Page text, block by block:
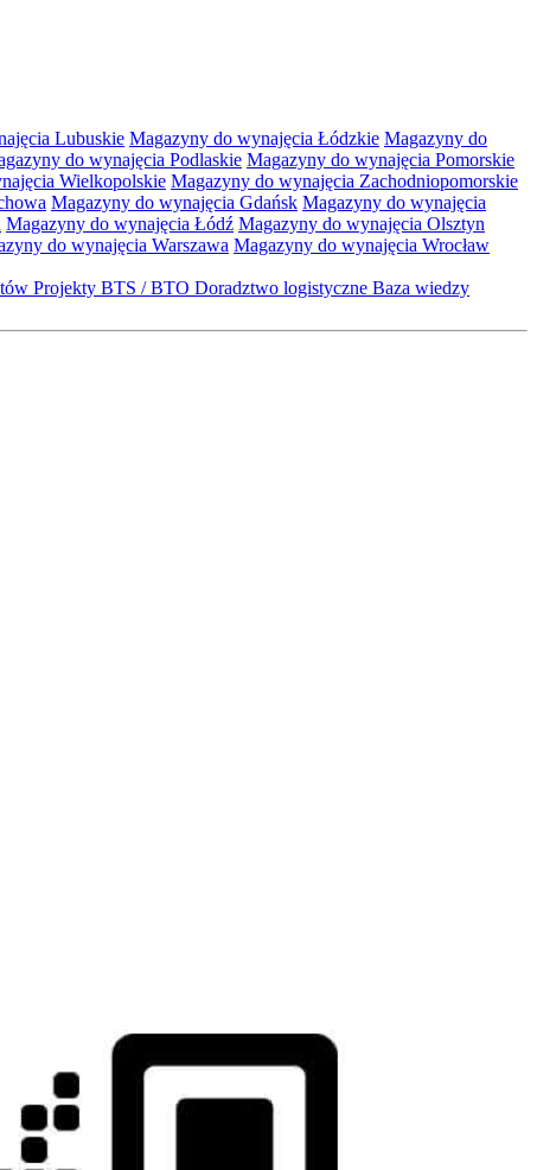
Lubuskie Magazyny do wynajęcia Łódzkie Magazyny do
do wynajęcia Podlaskie Magazyny do wynajęcia Pomorskie
Wielkopolskie Magazyny do wynajęcia Zachodniopomorskie
Magazyny do wynajęcia Gdańsk Magazyny do wynajęcia
Magazyny do wynajęcia Łódź Magazyny do wynajęcia Olsztyn
do wynajęcia Warszawa Magazyny do wynajęcia Wrocław
Projekty BTS / BTO Doradztwo logistyczne Baza wiedzy